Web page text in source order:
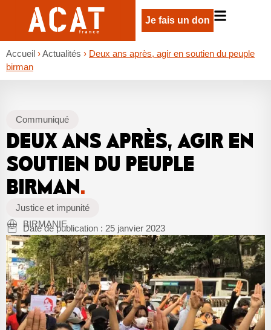
Je fais un don
Accueil ›Actualités › Deux ans après, agir en soutien du peuple
birman
Communiqué
DEUX ANS APRÈS, AGIR EN
SOUTIEN DU PEUPLE
BIRMAN.
Justice et impunité
BIRMANIE
Date de publication : 25 janvier 2023